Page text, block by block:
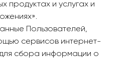
продуктах и услугах и
Пользователей,
сервисов интернет-
для сбора информации о